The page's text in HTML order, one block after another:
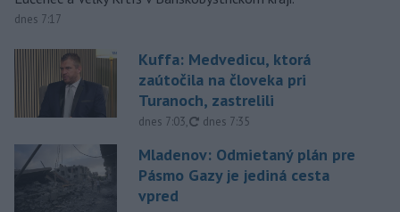
dnes 7:17
Kuffa: Medvedicu, ktorá
zaútočila na človeka pri
Turanoch, zastrelili
dnes 7:03, aktualizované
dnes 7:35
Mladenov: Odmietaný plán pre
Pásmo Gazy je jediná cesta
vpred